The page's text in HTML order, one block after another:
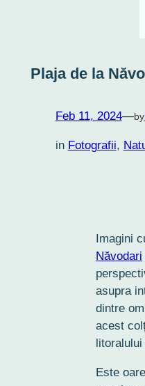
Plaja de la
Feb 11, 2024—by
in Fotografii,
Imagini
Năvodari
asupra
dintre
acest
Este